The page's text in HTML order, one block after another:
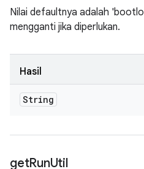
Nilai defaultnya adalah
mengganti jika diperlukan.
Hasil
String
getRunUtil